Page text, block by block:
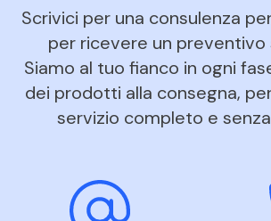
Scrivici per una consulenza
per ricevere un preventivo
Siamo al tuo fianco in ogni
dei prodotti alla consegna,
servizio completo e